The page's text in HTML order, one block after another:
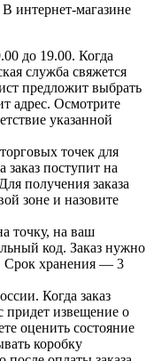
интернет-магазине
до 19.00. Когда
служба свяжется
предложит выбрать
адрес. Осмотрите
указанной
точек для
заказ поступит на
получения заказа
зоне и назовите
точку, на ваш
код. Заказ нужно
Срок хранения — 3
Когда заказ
придет извещение о
оценить состояние
коробку